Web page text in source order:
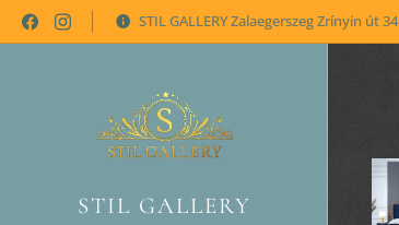
STIL GALLERY Zalaegerszeg Zrínyin út 34
STIL GALLERY